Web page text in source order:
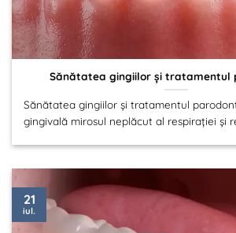
Sănătatea gingiilor și tratamentul
Sănătatea gingiilor și tratamentul
gingivală mirosul neplăcut al respirației și
21
iul.